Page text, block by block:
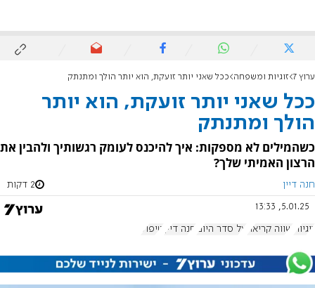
ערוץ 7 זוגיות ומשפחה ככל שאני יותר זועקת, הוא יותר הולך ומתנתק
ככל שאני יותר זועקת, הוא יותר
הולך ומתנתק
כשהמילים לא מספקות: איך להיכנס לעומק רגשותיך ולהבין את
הרצון האמיתי שלך?
חנה דיין 2 דקות
5.01.25, 13:33
זוגיות שווה קריאה על סדר היום חנה דיין טיפול